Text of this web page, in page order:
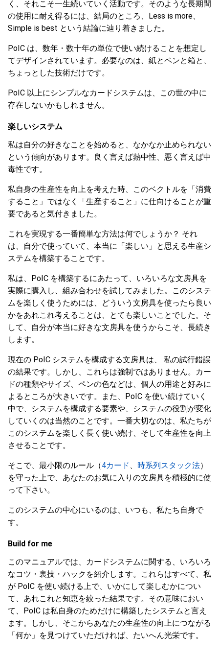
く、それこそ一生続いていく活動です。そのような長期間
の使用に耐え得るには、結局のところ、Less is more、
Simple is best という結論に辿り着きました。
PoIC は、数年・数十年の単位で使い続けることを想定し
てデザインされています。必要なのは、紙とペンと箱と、
ちょっとした技術だけです。
PoIC 以上にシンプルなカードシステムは、この世の中に
存在しないかもしれません。
楽しいシステム
私は自分の好きなことを始めると、なかなか止められない
という傾向があります。良く言えば熱中性、悪く言えば中
毒性です。
私自身の生産性を向上を考えた時、このベクトルを「消費
すること」ではなく「生産すること」に仕向けることが重
要であると気付きました。
これを実現する一番簡単な方法は何でしょうか？ それ
は、自分で使っていて、本当に「楽しい」と思える生産シ
ステムを構築することです。
私は、PoIC を構築するにあたって、いろいろな文房具を
実際に購入し、組み合わせを試してみました。このシステ
ムを楽しく使うためには、どういう文房具を使ったら良い
かをあれこれ考えることは、とても楽しいことでした。そ
して、自分が本当に好きな文房具を使うからこそ、長続き
します。
現在の PoIC システムを構成する文房具は、 私の試行錯誤
の結果です。しかし、これらは強制ではありません。カー
ドの種類やサイズ、ペンの色などは、個人の用途と好みに
よるところが大きいです。また、PoIC を使い続けていく
中で、システムを構成する要素や、システムの役割が変化
していくのは当然のことです。一番大切なのは、私たちが
このシステムを楽しく長く使い続け、そして生産性を向上
させることです。
そこで、最小限のルール（4カード 、 時系列スタック法）
を守った上で、あなたのお気に入りの文房具を積極的に使
って下さい。
このシステムの中心にいるのは、いつも、私たち自身で
す。
Build for me
このマニュアルでは、カードシステムに関する、いろいろ
なコツ・裏技・ハックを紹介します。これらはすべて、私
が PoIC を使い続ける上で、いかにして楽しむかについ
て、あれこれと知恵を絞った結果です。その意味におい
て、PoIC は私自身のためだけに構築したシステムと言え
ます。しかし、そこからあなたの生産性の向上につながる
「何か」を見つけていただければ、たいへん光栄です。